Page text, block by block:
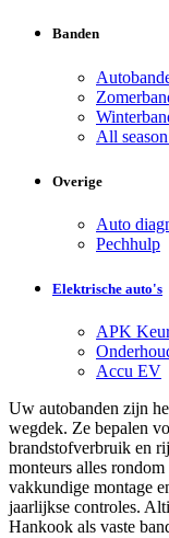
Banden
All
Overige
Auto
Pechhulp
Elektrische auto's
APK
Accu EV
Uw autobanden zijn
wegdek. Ze bepalen
brandstofverbruik en
monteurs alles
vakkundige montage
jaarlijkse controles.
Hankook als vaste